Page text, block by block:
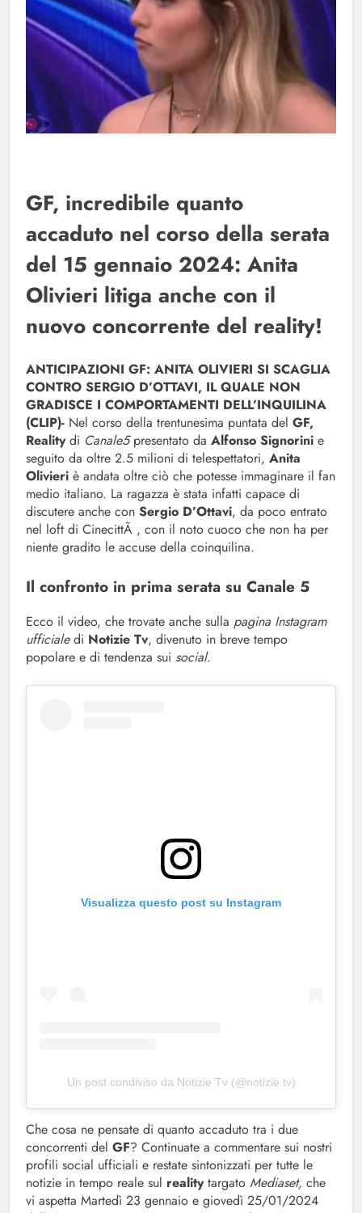
GF, incredibile quanto
accaduto nel corso della serata
del 15 gennaio 2024: Anita
Olivieri litiga anche con il
nuovo concorrente del reality!
ANTICIPAZIONI GF: ANITA OLIVIERI SI SCAGLIA
CONTRO SERGIO D’OTTAVI, IL QUALE NON
GRADISCE I COMPORTAMENTI DELL’INQUILINA
(CLIP)- Nel corso della trentunesima puntata del GF,
Realitydi Canale5presentato da Alfonso Signorini e
seguito da oltre 2.5 milioni di telespettatori, Anita
Olivieri è andata oltre ciò che potesse immaginare il fan
medio italiano. La ragazza è stata infatti capace di
discutere anche con Sergio D’Ottavi, da poco entrato
nel loft di CinecittÃ , con il noto cuoco che non ha per
niente gradito le accuse della coinquilina.
Il confronto in prima serata su Canale 5
Ecco il video, che trovate anche sulla pagina Instagram
ufficialedi Notizie Tv, divenuto in breve tempo
popolare e di tendenza sui social.
Visualizza questo post su Instagram
Un post condiviso da Notizie Tv (@notizie.tv)
Che cosa ne pensate di quanto accaduto tra i due
concorrenti del GF? Continuate a commentare sui nostri
profili social ufficiali e restate sintonizzati per tutte le
notizie in tempo reale sul realitytargato Mediaset, che
vi aspetta Martedì 23 gennaio e giovedì 25/01/2024